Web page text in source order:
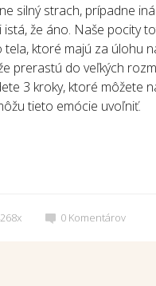
silný strach, prípadne
že áno. Naše pocity
ktoré majú za úlohu
prerastú do veľkých
3 kroky, ktoré môžete
tieto emócie uvoľniť.
0 Komentárov